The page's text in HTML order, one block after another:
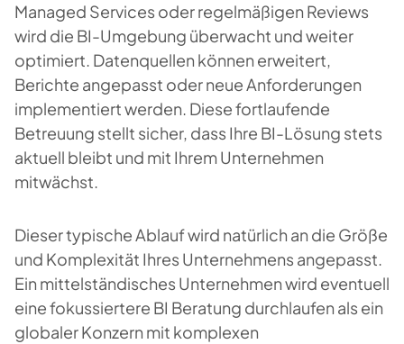
Managed Services oder regelmäßigen Reviews
wird die BI-Umgebung überwacht und weiter
optimiert. Datenquellen können erweitert,
Berichte angepasst oder neue Anforderungen
implementiert werden. Diese fortlaufende
Betreuung stellt sicher, dass Ihre BI-Lösung stets
aktuell bleibt und mit Ihrem Unternehmen
mitwächst.
Dieser typische Ablauf wird natürlich an die Größe
und Komplexität Ihres Unternehmens angepasst.
Ein mittelständisches Unternehmen wird eventuell
eine fokussiertere BI Beratung durchlaufen als ein
globaler Konzern mit komplexen